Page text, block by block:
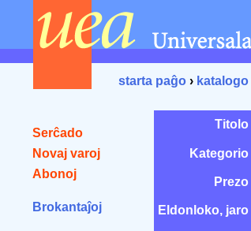
starta paĝo › katalogo
Serĉado
Novaj varoj
Abonoj
Brokantaĵoj
Titolo
Kategorio
Prezo
Eldonloko, jaro